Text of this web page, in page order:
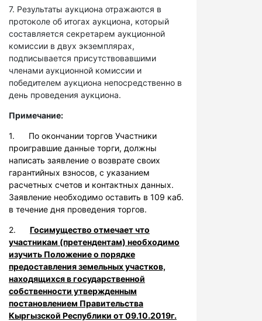
7. Результаты аукциона отражаются в
протоколе об итогах аукциона, который
составляется секретарем аукционной
комиссии в двух экземплярах,
подписывается присутствовавшими
членами аукционной комиссии и
победителем аукциона непосредственно в
день проведения аукциона.
Примечание:
1. По окончании торгов Участники
проигравшие данные торги, должны
написать заявление о возврате своих
гарантийных взносов, с указанием
расчетных счетов и контактных данных.
Заявление необходимо оставить в 109 каб.
в течение дня проведения торгов.
2. Госимущество отмечает что
участникам (претендентам) необходимо
изучить Положение о порядке
предоставления земельных участков,
находящихся в государственной
собственности утвержденным
постановлением Правительства
Кыргызской Республики от 09.10.2019г.